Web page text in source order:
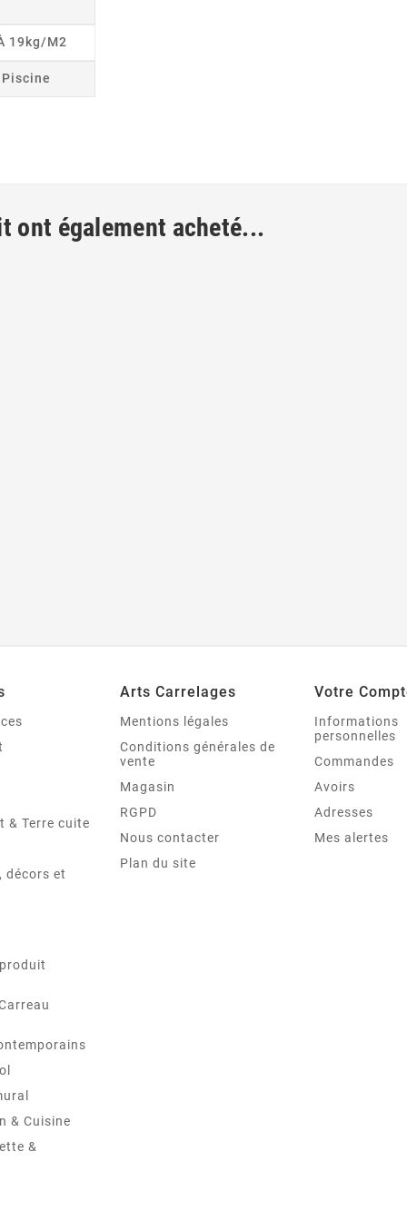
19kg/m2
ont également acheté...
& Terre cuite
décors et
& Cuisine
&
Arts Carrelages
Mentions légales
Conditions générales de
vente
Magasin
RGPD
Nous contacter
Plan du site
Votre
Informations
personnelles
Commandes
Avoirs
Adresses
Mes alertes